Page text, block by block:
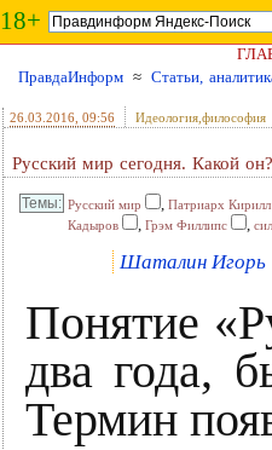
18+
ПравдаИнформ ≈ Статьи,
26.03.2016 , 09:56 Идеология,философия
Русский мир сегодня. Какой он?
Русский мир , Патриарх Кирилл
Кадыров
, Грэм Филлипс ,
Шаталин Игорь
Понятие
два года,
Термин